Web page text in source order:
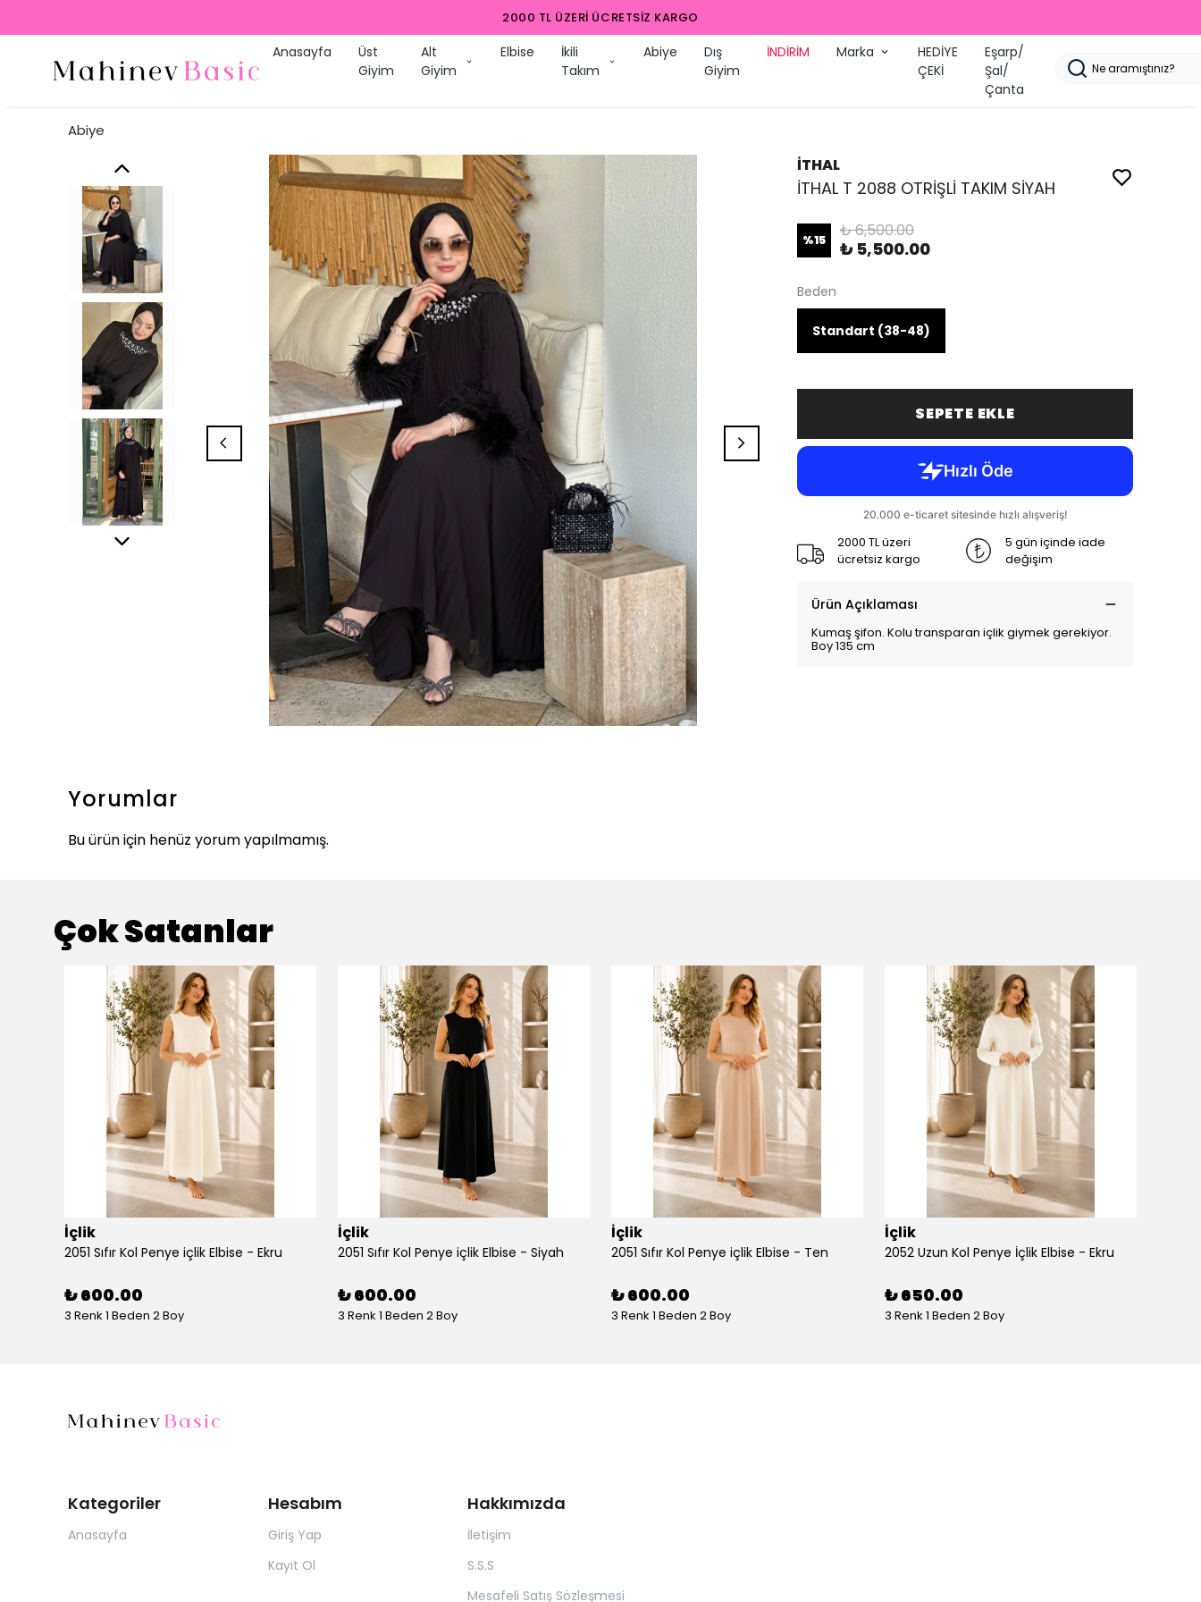
2000 TL ÜZERI ÜCRETSIZ KARGO
Anasayfa
Üst
Giyim
Alt
Giyim
Elbise
İkili
Takım
Abiye
Dış
Giyim
İNDİRİM Marka
HEDİYE
ÇEKİ
Eşarp/
Şal/
Çanta
Abiye
İTHAL
İTHAL T 2088 OTRİŞLİ TAKIM SİYAH
%15 ₺ 6,500.00
₺ 5,500.00
Beden
Standart (38-48)
SEPETE EKLE
2000 TL üzeri
ücretsiz kargo
5 gün içinde iade
değişim
Ürün Açıklaması
Kumaş şifon. Kolu transparan içlik giymek gerekiyor.
Boy 135 cm
Yorumlar
Bu ürün için henüz yorum yapılmamış.
Çok Satanlar
İçlik
2051 Sıfır Kol Penye içlik Elbise - Ekru
₺ 600.00
3 Renk 1 Beden 2 Boy
İçlik
2051 Sıfır Kol Penye içlik Elbise - Siyah
₺ 600.00
3 Renk 1 Beden 2 Boy
İçlik
2051 Sıfır Kol Penye içlik Elbise - Ten
₺ 600.00
3 Renk 1 Beden 2 Boy
İçlik
2052 Uzun Kol Penye İçlik Elbise - Ekru
₺ 650.00
3 Renk 1 Beden 2 Boy
Kategoriler
Anasayfa
Hesabım
Giriş Yap
Kayıt Ol
Hakkımızda
İletişim
S.S.S
Mesafeli Satış Sözleşmesi